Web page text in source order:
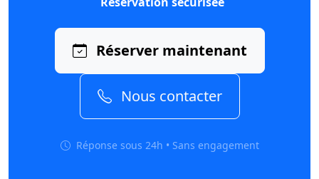
Réserver maintenant
Nous contacter
Réponse sous 24h • Sans engagement